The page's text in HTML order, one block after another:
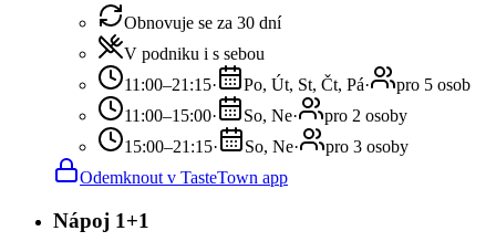
Obnovuje se za 30 dní
V podniku i s sebou
11:00–21:15· Po, Út, St, Čt, Pá·
pro 5 osob
11:00–15:00· So, Ne·
pro 2 osoby
15:00–21:15· So, Ne·
pro 3 osoby
Odemknout v TasteTown app
Nápoj 1+1